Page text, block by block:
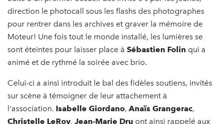
direction le photocall sous les flashs des photographes
pour rentrer dans les archives et graver la mémoire de
Moteur! Une fois tout le monde installé, les lumières se
sont éteintes pour laisser place à Sébastien Folin qui a
animé et de rythmé la soirée avec brio.
Celui-ci a ainsi introduit le bal des fidèles soutiens, invités
sur scène à témoigner de leur attachement à
l'association. Isabelle Giordano, Anaïs Grangerac,
Christelle LeRoy, Jean-Marie Dru ont ainsi rappelé aux